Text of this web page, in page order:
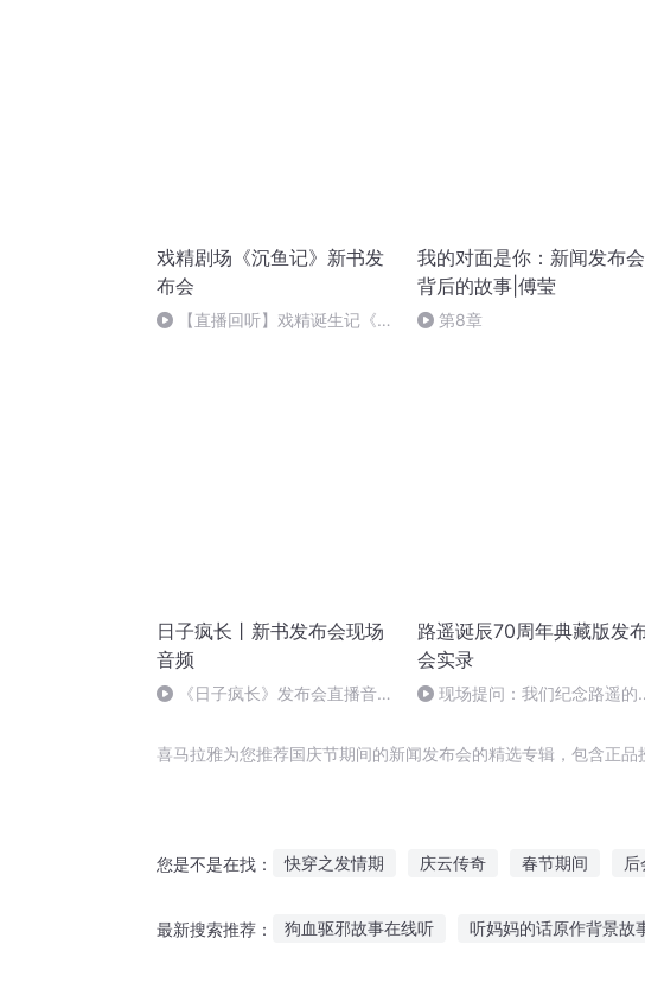
戏精剧场《沉鱼记》新书发
布会
【直播回听】戏精诞生记《沉
我的对面是你：新闻发布会
背后的故事|傅莹
第8章
日子疯长丨新书发布会现场
音频
《日子疯长》发布会直播音频
读）
路遥诞辰70周年典藏版发
会实录
现场提问：我们纪念路遥的
喜马拉雅为您推荐国庆节期间的新闻发布会的精选专辑，包含正
您是不是在找： 快穿之发情期 庆云传奇 春节期间
最新搜索推荐： 狗血驱邪故事在线听 听妈妈的话原作背景故